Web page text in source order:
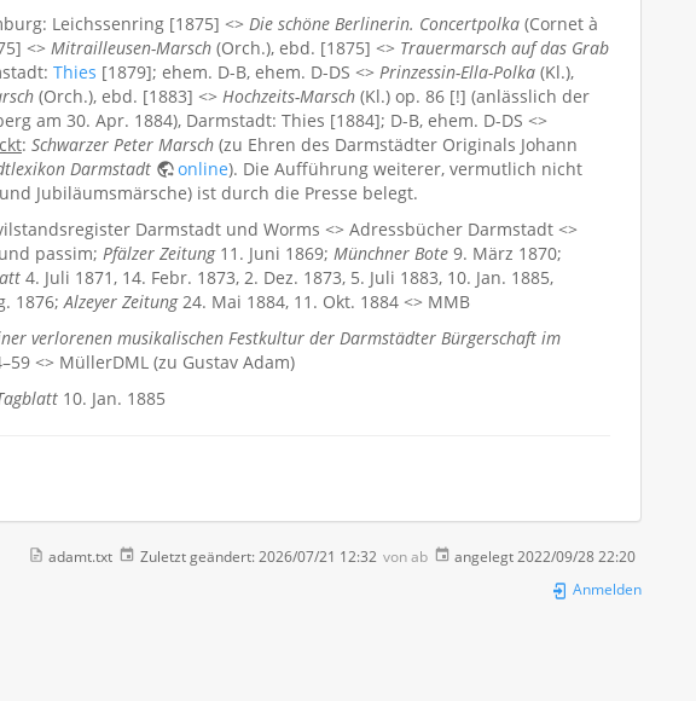
Leichssenring [1875] <> Die schöne Berlinerin. Concertpolka (Cornet à
<> Mitrailleusen-Marsch (Orch.), ebd. [1875] <> Trauermarsch auf das Grab
Thies [1879]; ehem. D-B, ehem. D-DS <> Prinzessin-Ella-Polka (Kl.),
(Orch.), ebd. [1883] <> Hochzeits-Marsch (Kl.) op. 86 [!] (anlässlich der
am 30. Apr. 1884), Darmstadt: Thies [1884]; D-B, ehem. D-DS <>
: Schwarzer Peter Marsch (zu Ehren des Darmstädter Originals Johann
Darmstadt online). Die Aufführung weiterer, vermutlich nicht
Jubiläumsmärsche) ist durch die Presse belegt.
Darmstadt und Worms <> Adressbücher Darmstadt <>
passim; Pfälzer Zeitung11. Juni 1869; Münchner Bote 9. März 1870;
4. Juli 1871, 14. Febr. 1873, 2. Dez. 1873, 5. Juli 1883, 10. Jan. 1885,
1876;Alzeyer Zeitung24. Mai 1884, 11. Okt. 1884 <> MMB
verlorenen musikalischen Festkultur der Darmstädter Bürgerschaft im
<> MüllerDML (zu Gustav Adam)
10. Jan. 1885
adamt.txt Zuletzt geändert: 2026/07/21 12:32 vonab angelegt 2022/09/28 22:20
Anmelden